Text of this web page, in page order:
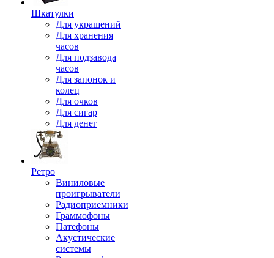
Шкатулки
Для украшений
Для хранения
часов
Для подзавода
часов
Для запонок и
колец
Для очков
Для сигар
Для денег
Ретро
Виниловые
проигрыватели
Радиоприемники
Граммофоны
Патефоны
Акустические
системы